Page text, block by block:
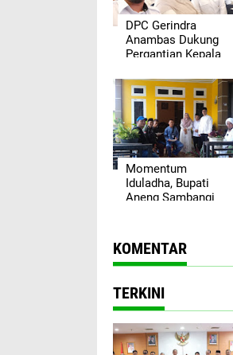
DPC Gerindra
Anambas Dukung
Pergantian Kepala
MBG Segera
Berjalan Maksimal
Momentum
Iduladha, Bupati
Aneng Sambangi
KOMENTAR
TERKINI